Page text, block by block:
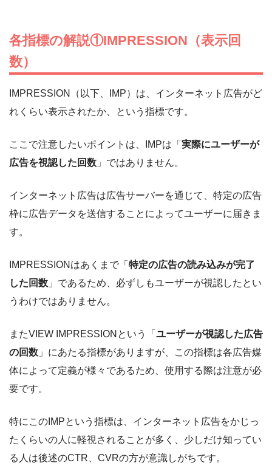
各指標の解説①IMPRESSION（表示回
数）
IMPRESSION（以下、IMP）は、インターネット広告がど
れくらい表示されたか、という指標です。
ここで注意したいポイントは、IMPは「 実際にユーザーが
広告を視認した回数 」ではありません。
インターネット広告は広告サーバーを通じて、特定の広告
枠に広告データを送信することによってユーザーに届きま
す。
IMPRESSIONはあくまで「 特定の広告の読み込みが完了
した回数 」であるため、必ずしもユーザーが視認したとい
うわけではありません。
またVIEW IMPRESSIONという「 ユーザーが視認した広告
の回数 」にあたる指標がありますが、この指標は各広告媒
体によって定義が様々であるため、使用する際は注意が必
要です。
特にこのIMPという指標は、インターネット広告をかじっ
たくらいの人に軽視されることが多く、少しだけ知ってい
る人は後述のCTR、CVRの方が意識しがちです。